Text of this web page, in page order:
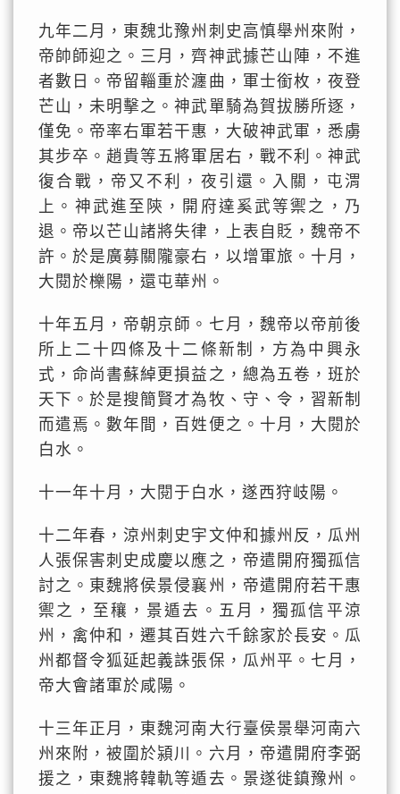
九年二月，東魏北豫州刺史高慎舉州來附，
帝帥師迎之。三月，齊神武據芒山陣，不進
者數日。帝留輜重於瀍曲，軍士銜枚，夜登
芒山，未明擊之。神武單騎為賀拔勝所逐，
僅免。帝率右軍若干惠，大破神武軍，悉虜
其步卒。趙貴等五將軍居右，戰不利。神武
復合戰，帝又不利，夜引還。入關，屯渭
上。神武進至陝，開府達奚武等禦之，乃
退。帝以芒山諸將失律，上表自貶，魏帝不
許。於是廣募關隴豪右，以增軍旅。十月，
大閱於櫟陽，還屯華州。
十年五月，帝朝京師。七月，魏帝以帝前後
所上二十四條及十二條新制，方為中興永
式，命尚書蘇綽更損益之，總為五卷，班於
天下。於是搜簡賢才為牧、守、令，習新制
而遣焉。數年間，百姓便之。十月，大閱於
白水。
十一年十月，大閱于白水，遂西狩岐陽。
十二年春，涼州刺史宇文仲和據州反，瓜州
人張保害刺史成慶以應之，帝遣開府獨孤信
討之。東魏將侯景侵襄州，帝遣開府若干惠
禦之，至穰，景遁去。五月，獨孤信平涼
州，禽仲和，遷其百姓六千餘家於長安。瓜
州都督令狐延起義誅張保，瓜州平。七月，
帝大會諸軍於咸陽。
十三年正月，東魏河南大行臺侯景舉河南六
州來附，被圍於潁川。六月，帝遣開府李弼
援之，東魏將韓軌等遁去。景遂徙鎮豫州。